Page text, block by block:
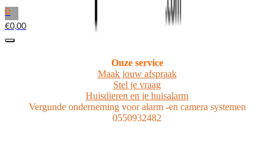
0
€0,00
Onze service
Maak jouw afspraak
Stel je vraag
Huisdieren en je huisalarm
Vergunde onderneming voor alarm -en camera systemen
0550932482